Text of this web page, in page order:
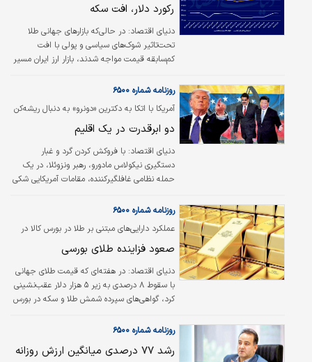
رکورد دلار، افت سکه
دنیای اقتصاد: در حالی‌که بازارهای جهانی طلا
تحت‌تاثیر شوک‌های سیاسی و پولی با افت
کم‌سابقه قیمت مواجه شدند، بازار ارز ایران مسیر
هزار تومان، سقف تاریخی جدیدی ثبت کرد؛ رشدی
باشد، بازتابی از تورم بالا، تشدید تورم انتظاری و
افزایش ریسک‌های سیاسی و منطقه‌ای است؛
زنده نگه داشته‌اند.
آمریکا با اتکا به دکترین «دونرو» به دنبال ریشه‌کن
کردن نفوذ چین در آمریکای لاتین؛
روزنامه شماره ۶۵۰۰
دو ابرقدرت در یک اقلیم
دنیای اقتصاد: با فروکش کردن گرد و غبار
دستگیری نیکولاس مادورو، رهبر ونزوئلا، در یک
حمله نظامی غافلگیرکننده، مقامات آمریکایی شکی
«سیمون مک‌کارتی» در گزارش دیروز شنبه برای
کاراکاس، سال‌هاست که به میادین نفتی و
زیرساخت‌های این کشور آمریکای جنوبی پول تزریق
است که می‌تواند بانک‌های چینی را با‌میلیاردها
دلار بدهی پرداخت نشده ونزوئلا روبه‌رو کند. اما از
دیدگاه پکن، خطرات بسیار بیشتر از این…
عملکرد دارایی‌های مبتنی بر طلا در بورس کالا در
هفته منتهی به دهم بهمن‌ماه بررسی شد
روزنامه شماره ۶۵۰۰
صعود فزاینده طلای بورسی
دنیای اقتصاد: در هفته‌ای که قیمت طلای جهانی
با سقوط ۸ درصدی به زیر ۵ هزار دلار عقب‌نشینی
کرد، گواهی‌های سپرده شمش طلا و سکه در بورس
کردند. در هفته منتهی به دهم بهمن ماه، گواهی
سکه بهار آزادی حدود ۱۲ درصد افزایش قیمت را
روزنامه شماره ۶۵۰۰
رشد ۷۷ درصدی میانگین ارزش روزانه